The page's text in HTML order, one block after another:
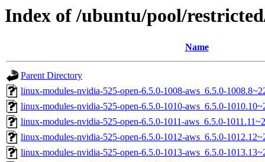
Index of /ubuntu/pool/
Name
Parent Directory
linux-modules-nvidia-525-open-6.5.0-1008-aws_6.5.0-
linux-modules-nvidia-525-open-6.5.0-1010-aws_6.5.0-
linux-modules-nvidia-525-open-6.5.0-1011-aws_6.5.0-
linux-modules-nvidia-525-open-6.5.0-1012-aws_6.5.0-
linux-modules-nvidia-525-open-6.5.0-1013-aws_6.5.0-